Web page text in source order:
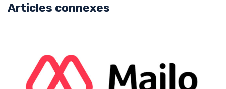
Articles connexes